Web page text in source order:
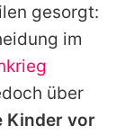
gesorgt:
im
über
Kinder vor